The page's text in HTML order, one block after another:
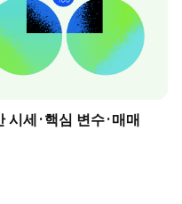
시세·핵심 변수·매매